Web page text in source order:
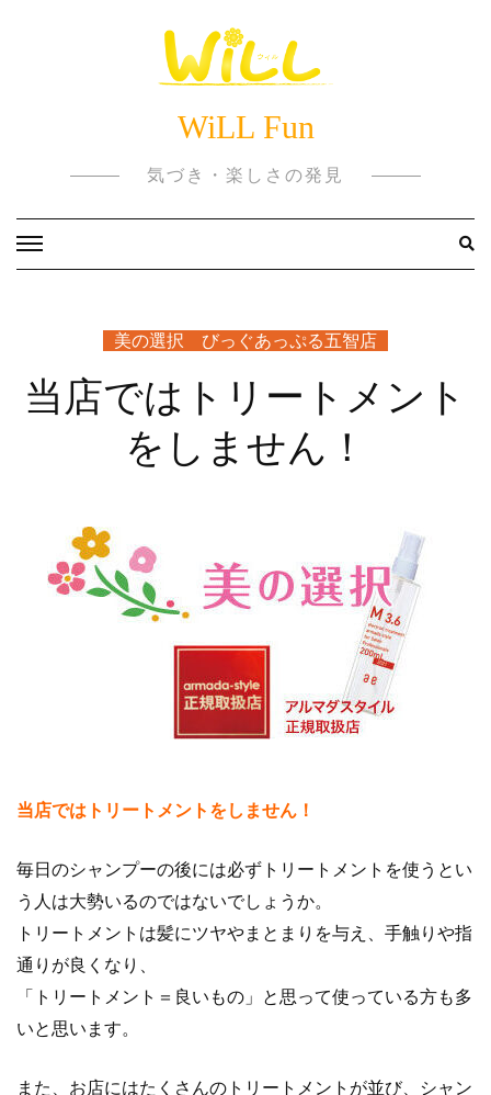
WiLL Fun
気づき・楽しさの発見
美の選択 びっぐあっぷる五智店
当店ではトリートメント
をしません！
当店ではトリートメントをしません！
毎日のシャンプーの後には必ずトリートメントを使うとい
う人は大勢いるのではないでしょうか。
トリートメントは髪にツヤやまとまりを与え、手触りや指
通りが良くなり、
「トリートメント＝良いもの」と思って使っている方も多
いと思います。
また、お店にはたくさんのトリートメントが並び、シャン